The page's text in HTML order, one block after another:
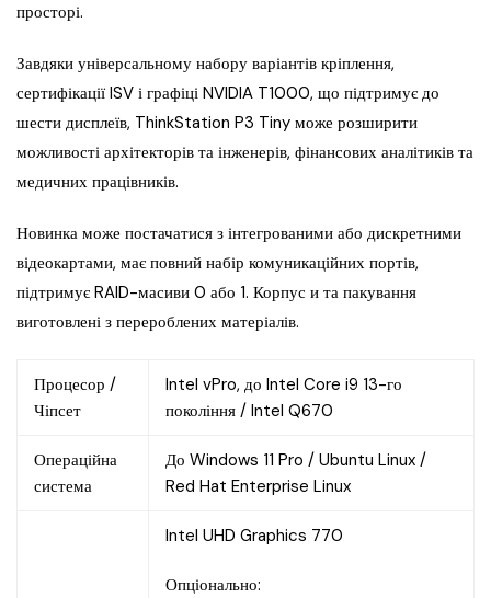
просторі.
Завдяки універсальному набору варіантів кріплення,
сертифікації ISV і графіці NVIDIA T1000, що підтримує до
шести дисплеїв, ThinkStation P3 Tiny може розширити
можливості архітекторів та інженерів, фінансових аналітиків та
медичних працівників.
Новинка може постачатися з інтегрованими або дискретними
відеокартами, має повний набір комуникаційних портів,
підтримує RAID-масиви 0 або 1. Корпус и та пакування
виготовлені з перероблених матеріалів.
Процесор /
Чіпсет
Intel vPro, до Intel Core i9 13-го
покоління / Intel Q670
Операційна
система
До Windows 11 Pro / Ubuntu Linux /
Red Hat Enterprise Linux
Intel UHD Graphics 770
Опціонально: